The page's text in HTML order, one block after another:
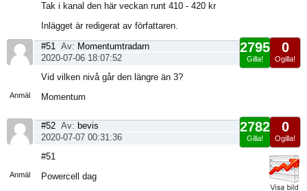
Tak i kanal den här veckan runt 410 - 420 kr
Inlägget är redigerat av författaren.
Anmäl
0
Ogilla!
2795
Gilla!
#51 Av: Momentumtradarn
2020-07-06 18:07:52
Vid vilken nivå går den längre än 3?
Momentum
Anmäl
0
Ogilla!
2782
Gilla!
#52 Av: bevis
2020-07-07 00:31:36
#51
Powercell dag